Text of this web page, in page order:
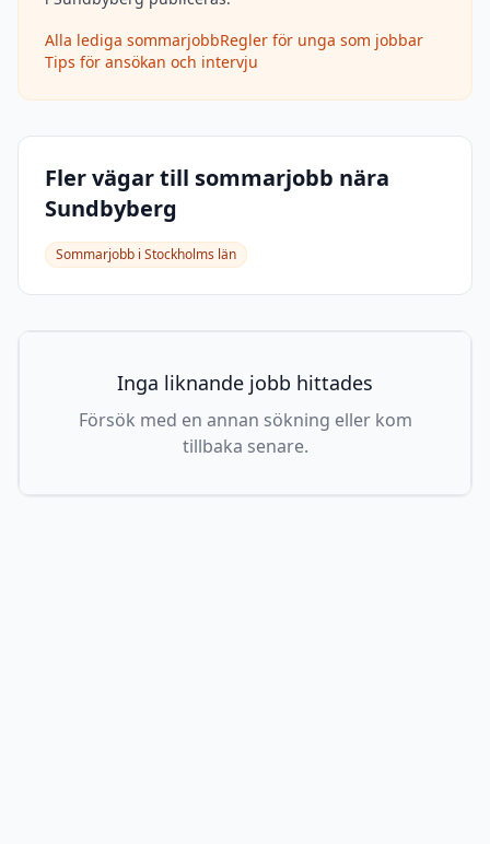
Alla lediga sommarjobbRegler för unga som jobbar
Tips för ansökan och intervju
Fler vägar till sommarjobb nära
Sundbyberg
Sommarjobb i Stockholms län
Inga liknande jobb hittades
Försök med en annan sökning eller kom
tillbaka senare.